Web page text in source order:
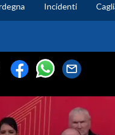
Incidenti